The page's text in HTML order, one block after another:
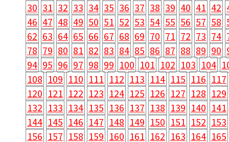
30 31 32 33 34 35 36 37 38 39 40 41 42
46 47 48 49 50 51 52 53 54 55 56 57 58
62 63 64 65 66 67 68 69 70 71 72 73 74
78 79 80 81 82 83 84 85 86 87 88 89 90
94 95 96 97 98 99 100 101 102 103 104
108 109 110 111 112 113 114 115 116 117
120 121 122 123 124 125 126 127 128 129
132 133 134 135 136 137 138 139 140 141
144 145 146 147 148 149 150 151 152 153
156 157 158 159 160 161 162 163 164 165